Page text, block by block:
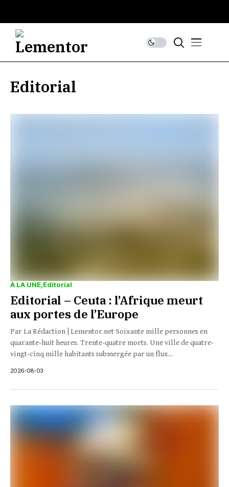
Editorial
À LA UNE Editorial
Editorial – Ceuta : l’Afrique meurt
aux portes de l’Europe
Par La Rédaction | Lementor.net Soixante mille personnes en
quarante-huit heures. Trente-quatre morts. Une ville de quatre-
vingt-cinq mille habitants submergée par un flux...
2026-08-03